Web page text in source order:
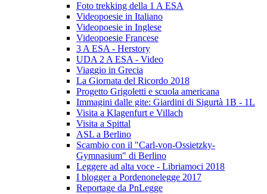
Foto trekking della 1 A ESA
Videopoesie in Italiano
Videopoesie in Inglese
Videopoesie Francese
3 A ESA - Herstory
UDA 2 A ESA - Video
Viaggio in Grecia
La Giornata del Ricordo 2018
Progetto Grigoletti e scuola americana
Immagini dalle gite: Giardini di Sigurtà 1B - 1L
Visita a Klagenfurt e Villach
Visita a Spittal
ASL a Berlino
Scambio con il "Carl-von-Ossietzky-
Gymnasium" di Berlino
Leggere ad alta voce - Libriamoci 2018
I blogger a Pordenonelegge 2017
Reportage da PnLegge